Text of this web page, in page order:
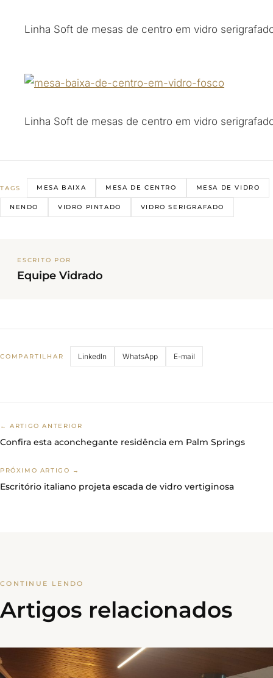
Linha Soft de mesas de centro em vidro
Linha Soft de mesas de centro em vidro
TAGS MESA BAIXA MESA DE CENTRO MESA DE VIDRO
NENDO VIDRO PINTADO VIDRO SERIGRAFADO
ESCRITO POR
Equipe Vidrado
COMPARTILHAR LinkedIn WhatsApp E-mail
← ARTIGO ANTERIOR
Confira esta aconchegante residência em Palm Springs
PRÓXIMO ARTIGO →
Escritório italiano projeta escada de vidro vertiginosa
CONTINUE LENDO
Artigos relacionados